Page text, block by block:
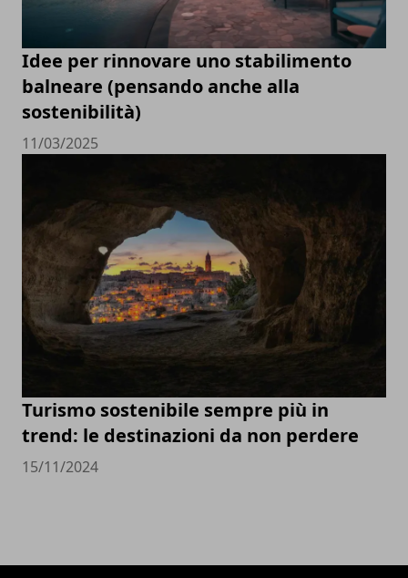
Idee per rinnovare uno stabilimento
balneare (pensando anche alla
sostenibilità)
11/03/2025
Turismo sostenibile sempre più in
trend: le destinazioni da non perdere
15/11/2024